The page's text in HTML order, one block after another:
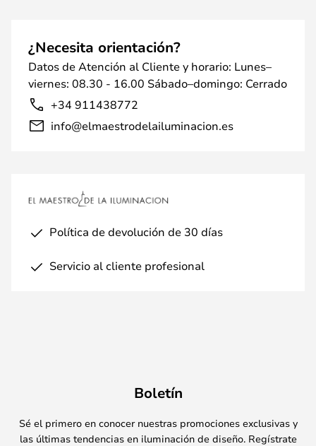
¿Necesita orientación?
Datos de Atención al Cliente y horario: Lunes–
viernes: 08.30 - 16.00 Sábado–domingo: Cerrado
+34 911438772
info@elmaestrodelailuminacion.es
Política de devolución de 30 días
Servicio al cliente profesional
Boletín
Sé el primero en conocer nuestras promociones exclusivas y
las últimas tendencias en iluminación de diseño. Regístrate